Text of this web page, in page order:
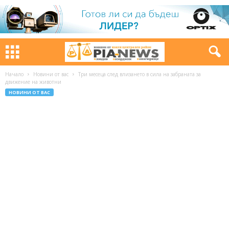
Начало Новини от вас
Три месеца след влизането в сила на забраната за
движение на животни
НОВИНИ ОТ ВАС